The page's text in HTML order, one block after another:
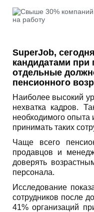
SuperJob,
кандидатами при
отдельные
пенсионного
Наиболее высокий
нехватка кадров.
необходимого опыта
принимать таких
Чаще всего
продавцов и
доверять
персонала.
Исследование
сотрудников после
41% организаций